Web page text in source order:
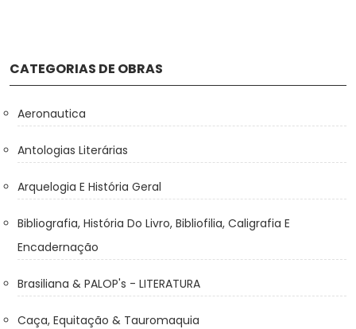
CATEGORIAS DE OBRAS
Aeronautica
Antologias Literárias
Arquelogia E História Geral
Bibliografia, História Do Livro, Bibliofilia, Caligrafia E
Encadernação
Brasiliana & PALOP's - LITERATURA
Caça, Equitação & Tauromaquia